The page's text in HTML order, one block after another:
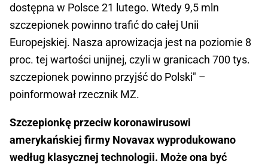
dostępna w Polsce 21 lutego. Wtedy 9,5 mln
szczepionek powinno trafić do całej Unii
Europejskiej. Nasza aprowizacja jest na poziomie 8
proc. tej wartości unijnej, czyli w granicach 700 tys.
szczepionek powinno przyjść do Polski" –
poinformował rzecznik MZ.
Szczepionkę przeciw koronawirusowi
amerykańskiej firmy Novavax wyprodukowano
według klasycznej technologii. Może ona być